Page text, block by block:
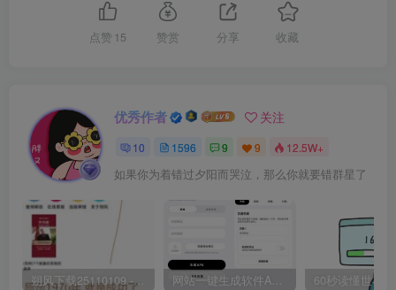
点赞 15 赞赏 分享 收藏
优秀作者 关注
10 1596 9 9 12.5W+
如果你为着错过夕阳而哭泣，那么你就要错群星了
朔风下载25110109 -磁力下载神器-去VIP限制版本 网站一键生成软件APP 完美版 同时支持打包html文件